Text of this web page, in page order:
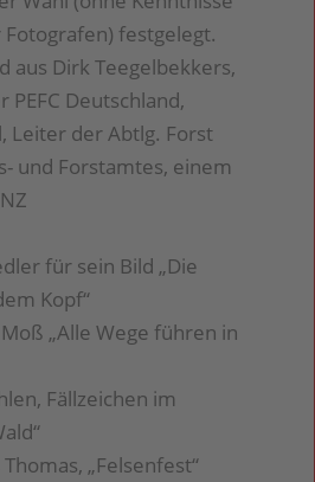
festgelegt.
aus Dirk Teegelbekkers,
PEFC Deutschland,
Leiter der Abtlg. Forst
und Forstamtes, einem
für sein Bild „Die
Kopf“
„Alle Wege führen in
Fällzeichen im
„Felsenfest“